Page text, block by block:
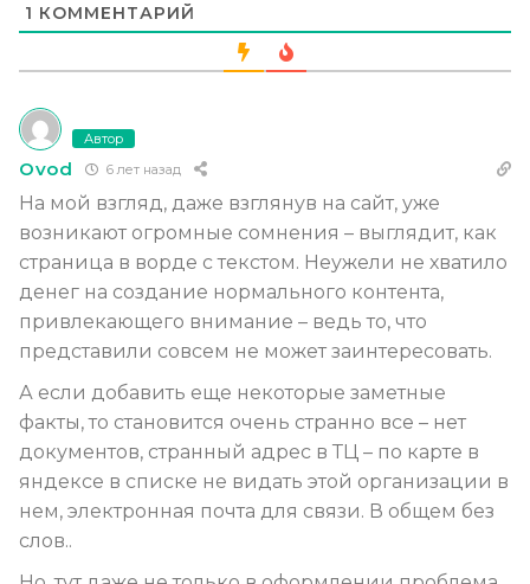
1 КОММЕНТАРИЙ
Автор
Ovod 6 лет назад
На мой взгляд, даже взглянув на сайт, уже
возникают огромные сомнения – выглядит, как
страница в ворде с текстом. Неужели не хватило
денег на создание нормального контента,
привлекающего внимание – ведь то, что
представили совсем не может заинтересовать.
А если добавить еще некоторые заметные
факты, то становится очень странно все – нет
документов, странный адрес в ТЦ – по карте в
яндексе в списке не видать этой организации в
нем, электронная почта для связи. В общем без
слов..